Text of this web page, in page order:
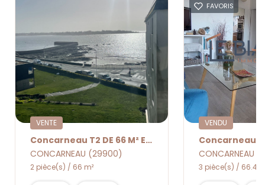
VENTE
Concarneau T2 DE 66 M² EN EXCELLENT ETAT AVEC VUE MER
CONCARNEAU (29900)
2 pièce(s) / 66 m²
FAVORIS
VENDU
CONCARNEAU
3 pièce(s) / 66.48